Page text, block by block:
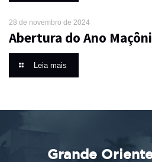
28 de novembro de 2024
Abertura do Ano
Leia mais
Grande